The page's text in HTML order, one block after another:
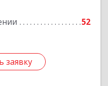
52
заявку
заявку